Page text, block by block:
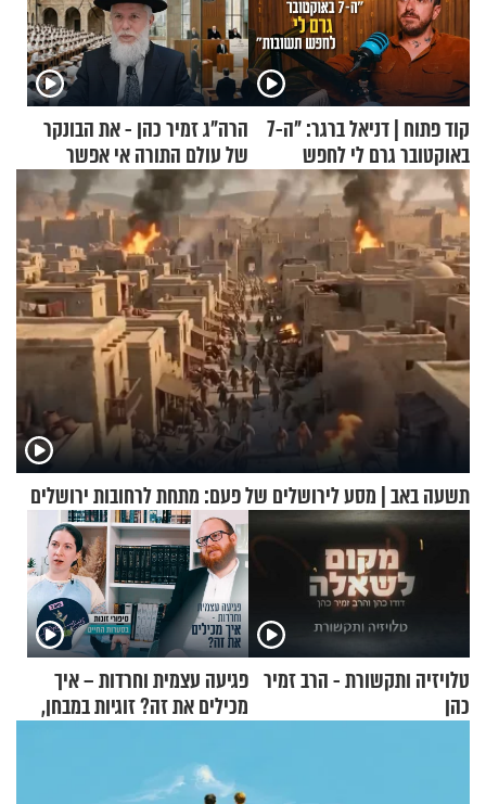
קוד פתוח | דניאל ברגר: "ה-7
באוקטובר גרם לי לחפש
תשובות"
הרה"ג זמיר כהן - את הבונקר
של עולם התורה אי אפשר
לפרק
תשעה באב | מסע לירושלים של פעם: מתחת לרחובות ירושלים
טלויזיה ותקשורת - הרב זמיר
כהן
פגיעה עצמית וחרדות – איך
מכילים את זה? זוגיות במבחן,